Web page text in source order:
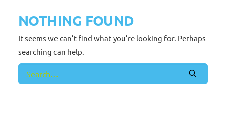
NOTHING FOUND
It seems we can’t find what you’re looking for. Perhaps
searching can help.